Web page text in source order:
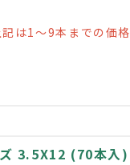
は1～9本までの価格
3.5X12 (70本入)